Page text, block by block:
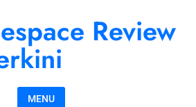
Review
MENU